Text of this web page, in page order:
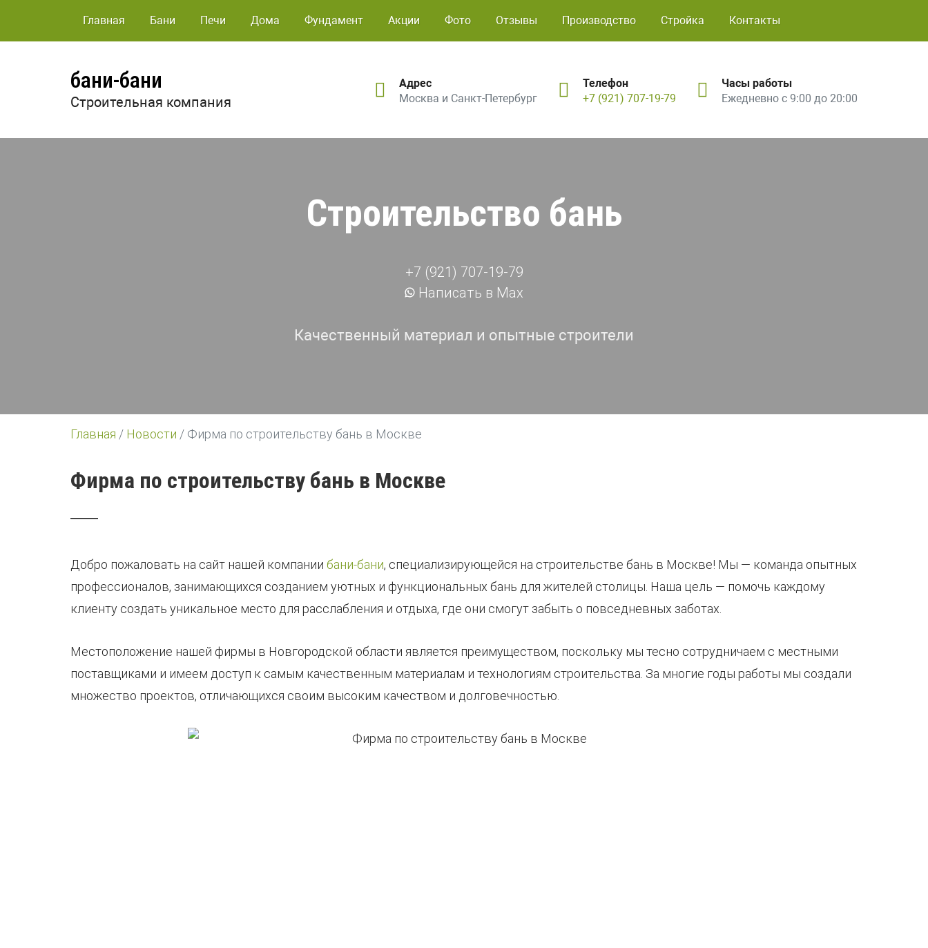
Главная Бани Печи Дома Фундамент Акции Фото Отзывы Производство Стройка Контакты
бани-бани
Строительная компания
Адрес
Москва и Санкт-Петербург
Телефон
+7 (921) 707-19-79
Часы работы
Ежедневно с 9:00 до 20:00
Строительство бань
+7 (921) 707-19-79
Написать в Max
Качественный материал и опытные строители
Главная / Новости / Фирма по строительству бань в Москве
Фирма по строительству бань в Москве
Добро пожаловать на сайт нашей компании бани-бани, специализирующейся на строительстве бань в Москве! Мы — команда опытных
профессионалов, занимающихся созданием уютных и функциональных бань для жителей столицы. Наша цель — помочь каждому
клиенту создать уникальное место для расслабления и отдыха, где они смогут забыть о повседневных заботах.
Местоположение нашей фирмы в Новгородской области является преимуществом, поскольку мы тесно сотрудничаем с местными
поставщиками и имеем доступ к самым качественным материалам и технологиям строительства. За многие годы работы мы создали
множество проектов, отличающихся своим высоким качеством и долговечностью.